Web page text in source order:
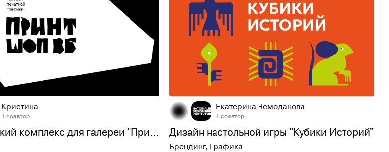
Кристина ⠀⠀
1 соавтор
Графический комплекс для галереи "Принтшоп_ВБ"
33 473
Екатерина Чемоданова
1 соавтор
Дизайн настольной игры "Кубики Историй"
Брендинг, Графика